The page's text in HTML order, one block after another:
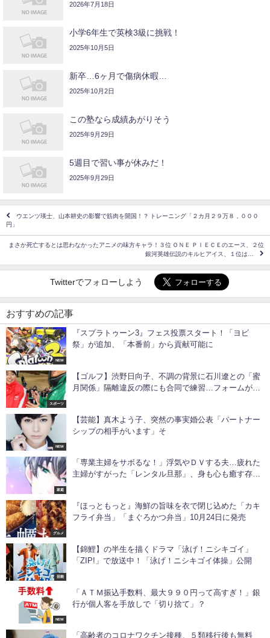
2026年7月18日
小学6年生で英検3級に挑戦！
2025年10月5日
新卒…6ヶ月で傷病休暇…
2025年10月2日
この塾なら成績あがりそう
2025年9月29日
5週目で習い事が休みだ！
2025年9月29日
ウエンツ瑛士、山本耕史の影響で筋肉を開国！？ トレーニング「２カ月２９万８，０００
円」
まさか死亡するとは思わなかったアニメの味方キャラ！３位 ＯＮＥ ＰＩＥＣＥのエース、２位
銀河英雄伝説のキルヒアイス、１位は…
Twitterでフォローしよう
おすすめの記事
NEW
『スプラトゥーン3』フェス投票スタート！「ヨビ
祭」が追加、「本番前」から貢献可能に
スポーツ
【ゴルフ】渋野日向子、不調の背景に石川遼との「蜜
月関係」隔離違反の際にも合同で練習…フォームが石
NEW
【芸能】真木よう子、突然の事実婚公表「パートナー
シップの相手がいます」そ
家庭
「専業主婦をサボるな！」浮気やＤＶする夫…疲れた
主婦がすがった「レンタル旦那」、身も心も癒す存在
グルメ
『ほっともっと』海鮮の旨味を衣で閉じ込めた「カキ
フライ弁当」「まぐろかつ弁当」10月24日に発売
芸能
【錦鯉】の半生を描くドラマ「泳げ！ニシキゴイ」
「ZIP!」で放送中！「泳げ！ニシキゴイ体操」公開
NEW
「ＡＴＭ振込手数料、最大９９０円って高すぎ！」銀
行が個人客を手放しで「切り捨て」？
「高齢者のコロナワクチン接種、５類移行後も無料